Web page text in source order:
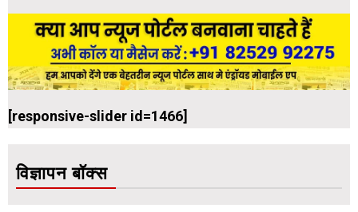
[responsive-slider id=1466]
विज्ञापन बॉक्स